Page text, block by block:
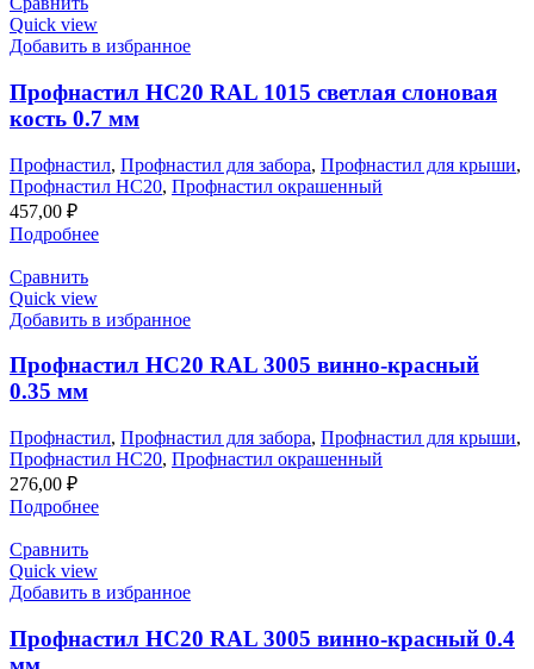
Quick view
Добавить в избранное
Профнастил НС20 RAL 1015 светлая слоновая
кость 0.7 мм
Профнастил, Профнастил для забора, Профнастил для крыши,
Профнастил НС20, Профнастил окрашенный
457,00 ₽
Подробнее
Сравнить
Quick view
Добавить в избранное
Профнастил НС20 RAL 3005 винно-красный
0.35 мм
Профнастил, Профнастил для забора, Профнастил для крыши,
Профнастил НС20, Профнастил окрашенный
276,00 ₽
Подробнее
Сравнить
Quick view
Добавить в избранное
Профнастил НС20 RAL 3005 винно-красный 0.4